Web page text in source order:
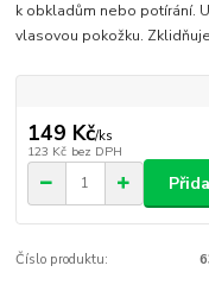
k obkladům nebo potírání.
vlasovou pokožku.
149 Kč/ks
123 Kč bez DPH
Číslo produktu: